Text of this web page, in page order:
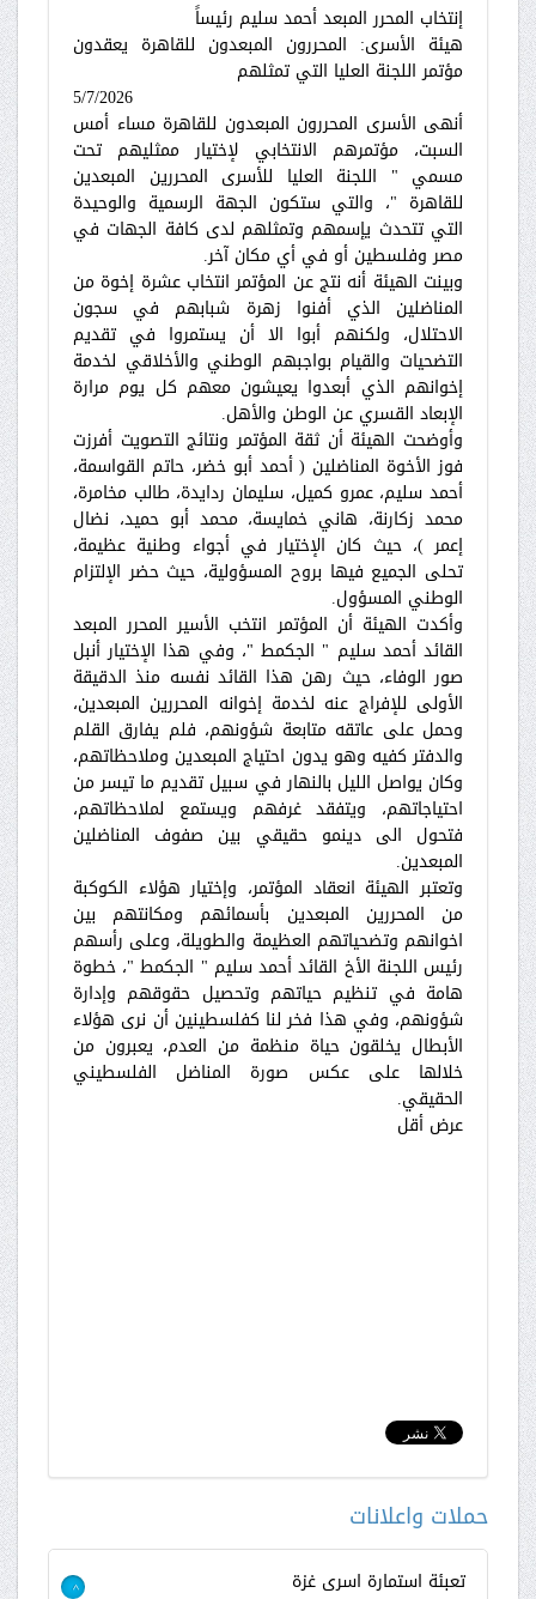
إنتخاب المحرر المبعد أحمد سليم رئيساً
هيئة الأسرى: المحررون المبعدون للقاهرة يعقدون
مؤتمر اللجنة العليا التي تمثلهم
5/7/2026
أنهى الأسرى المحررون المبعدون للقاهرة مساء أمس
السبت، مؤتمرهم الانتخابي لإختيار ممثليهم تحت
مسمي " اللجنة العليا للأسرى المحررين المبعدين
للقاهرة "، والتي ستكون الجهة الرسمية والوحيدة
التي تتحدث يإسمهم وتمثلهم لدى كافة الجهات في
مصر وفلسطين أو في أي مكان آخر.
وبينت الهيئة أنه نتج عن المؤتمر انتخاب عشرة إخوة من
المناضلين الذي أفنوا زهرة شبابهم في سجون
الاحتلال، ولكنهم أبوا الا أن يستمروا في تقديم
التضحيات والقيام بواجبهم الوطني والأخلاقي لخدمة
إخوانهم الذي أبعدوا يعيشون معهم كل يوم مرارة
الإبعاد القسري عن الوطن والأهل.
وأوضحت الهيئة أن ثقة المؤتمر ونتائج التصويت أفرزت
فوز الأخوة المناضلين ( أحمد أبو خضر، حاتم القواسمة،
أحمد سليم، عمرو كميل، سليمان ردايدة، طالب مخامرة،
محمد زكارنة، هاني خمايسة، محمد أبو حميد، نضال
إعمر )، حيث كان الإختيار في أجواء وطنية عظيمة،
تحلى الجميع فيها بروح المسؤولية، حيث حضر الإلتزام
الوطني المسؤول.
وأكدت الهيئة أن المؤتمر انتخب الأسير المحرر المبعد
القائد أحمد سليم " الجكمط "، وفي هذا الإختيار أنبل
صور الوفاء، حيث رهن هذا القائد نفسه منذ الدقيقة
الأولى للإفراج عنه لخدمة إخوانه المحررين المبعدين،
وحمل على عاتقه متابعة شؤونهم، فلم يفارق القلم
والدفتر كفيه وهو يدون احتياج المبعدين وملاحظاتهم،
وكان يواصل الليل بالنهار في سبيل تقديم ما تيسر من
احتياجاتهم، ويتفقد غرفهم ويستمع لملاحظاتهم،
فتحول الى دينمو حقيقي بين صفوف المناضلين
المبعدين.
وتعتبر الهيئة انعقاد المؤتمر، وإختيار هؤلاء الكوكبة
من المحررين المبعدين بأسمائهم ومكانتهم بين
اخوانهم وتضحياتهم العظيمة والطويلة، وعلى رأسهم
رئيس اللجنة الأخ القائد أحمد سليم " الجكمط "، خطوة
هامة في تنظيم حياتهم وتحصيل حقوقهم وإدارة
شؤونهم، وفي هذا فخر لنا كفلسطينين أن نرى هؤلاء
الأبطال يخلقون حياة منظمة من العدم، يعبرون من
خلالها على عكس صورة المناضل الفلسطيني
الحقيقي.
عرض أقل
حملات واعلانات
تعبئة استمارة اسرى غزة >